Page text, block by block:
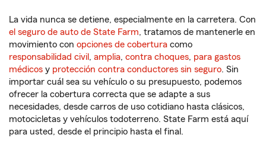
La vida nunca se detiene, especialmente en la carretera. Con
el seguro de auto de State Farm, tratamos de mantenerle en
movimiento con opciones de cobertura como
responsabilidad civil , amplia, contra choques, para gastos
médicos y protección contra conductores sin seguro. Sin
importar cuál sea su vehículo o su presupuesto, podemos
ofrecer la cobertura correcta que se adapte a sus
necesidades, desde carros de uso cotidiano hasta clásicos,
motocicletas y vehículos todoterreno. State Farm está aquí
para usted, desde el principio hasta el final.